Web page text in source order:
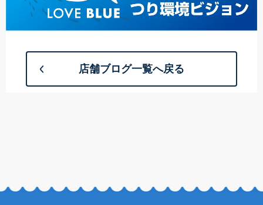
店舗ブログ一覧へ戻る